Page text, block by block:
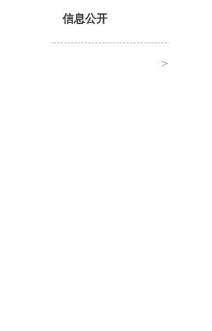
信息公开
>